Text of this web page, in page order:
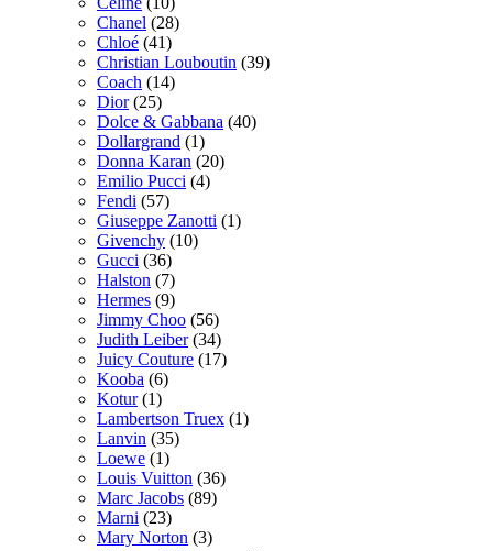
Chanel (28)
Chloé (41)
Christian Louboutin (39)
Coach (14)
Dior(25)
Dolce & Gabbana (40)
Dollargrand (1)
Donna Karan (20)
Emilio Pucci (4)
Fendi (57)
Giuseppe Zanotti (1)
Givenchy (10)
Gucci (36)
Halston (7)
Hermes (9)
Jimmy Choo (56)
Judith Leiber(34)
Juicy Couture (17)
Kooba (6)
Kotur(1)
Lambertson Truex (1)
Lanvin (35)
Loewe (1)
Louis Vuitton (36)
Marc Jacobs (89)
Marni (23)
Mary Norton (3)